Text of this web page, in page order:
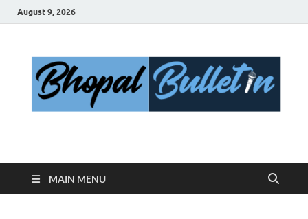
August 9, 2026
Bhopal Bulletin
MAIN MENU